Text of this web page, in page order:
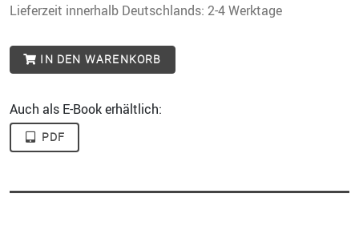
Lieferzeit innerhalb Deutschlands: 2-4 Werktage
IN DEN WARENKORB
Auch als E-Book erhältlich:
PDF